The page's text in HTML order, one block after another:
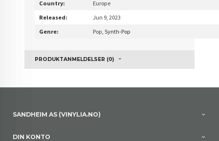
Country:
Europe
Released:
Jun 9, 2023
Genre:
Pop, Synth-Pop
PRODUKTANMELDELSER (0)
SANDHEIM AS (VINYLIA.NO)
DIN KONTO